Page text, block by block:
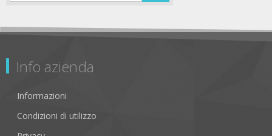
Info azienda
Informazioni
Condizioni di utilizzo